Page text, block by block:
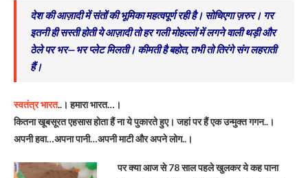
देश की आज़ादी में संतों की भूमिका महत्वपूर्ण रही है। सोचिएगा ज़रुर। गर
इतनी ही सस्ती होती ये आज़ादी तो हर गली मोहल्लों में लगने वाली थड़ी और
ठेले पर भर—भर प्लेट मिलती। कीमती है बहोत, तभी तो तिरंगे संग लहराती
हैं।
स्वतंत्र भारत..। हमारा भारत…।
कितना खूबसूरत एहसास होता हैं ना ये पुकारते हुए। जहां पर हैं एक उन्मुक्त गगन..।
अपनी हवा…अपना पानी…अपनी माटी और अपने लोग..।
पर क्या आज से 78 साल पहले खुलकर ये कह पाना